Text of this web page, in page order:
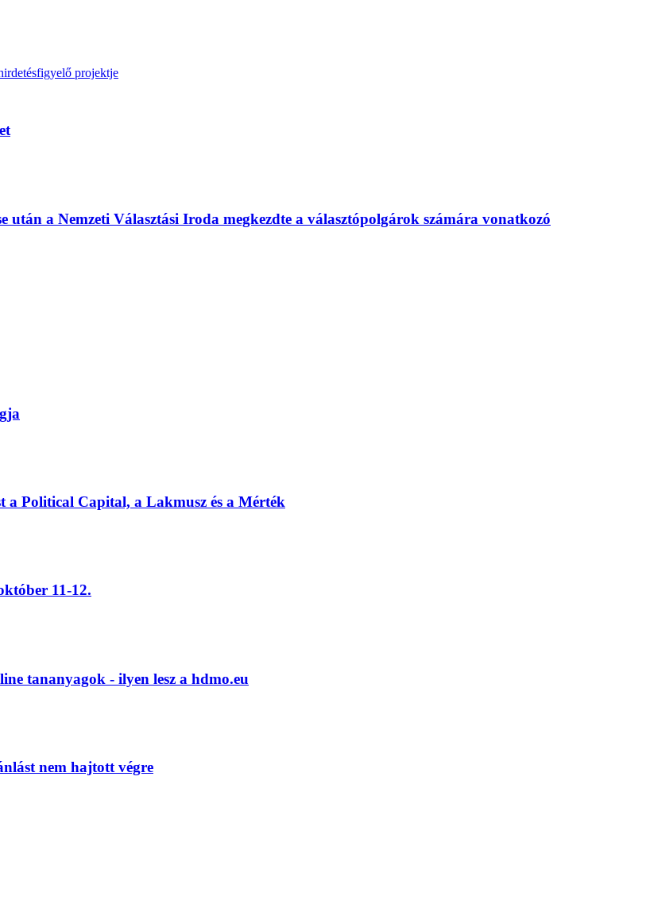
projektje
után a Nemzeti Választási Iroda megkezdte a választópolgárok számára vonatkozó
a Political Capital, a Lakmusz és a Mérték
11-12.
tananyagok - ilyen lesz a hdmo.eu
nem hajtott végre